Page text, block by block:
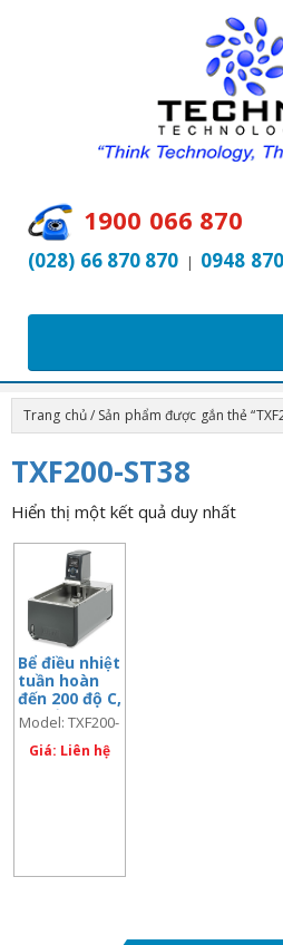
1900 066 870
(028) 66 870 870 | 0948
Trang chủ/ Sản phẩm được gắn thẻ
TXF200-ST38
Hiển thị một kết quả duy nhất
Bể điều nhiệt
tuần hoàn
đến 200 độ C,
bộ điều
khiển
TXF200, 38
Model: TXF200-
ST38
Giá: Liên hệ